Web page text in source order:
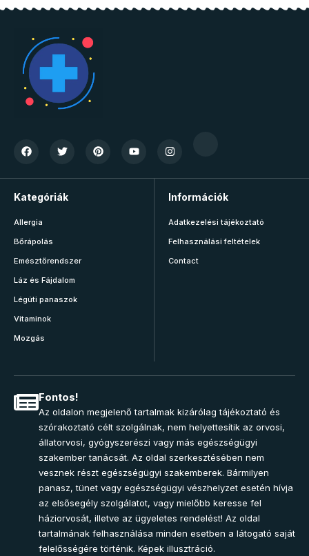
Kategóriák
Allergia
Bőrápolás
Emésztőrendszer
Láz és Fájdalom
Légúti panaszok
Vitaminok
Mozgás
Információk
Adatkezelési tájékoztató
Felhasználási feltételek
Contact
Fontos!
Az oldalon megjelenő tartalmak kizárólag tájékoztató és
szórakoztató célt szolgálnak, nem helyettesítik az orvosi,
állatorvosi, gyógyszerészi vagy más egészségügyi
szakember tanácsát. Az oldal szerkesztésében nem
vesznek részt egészségügyi szakemberek. Bármilyen
panasz, tünet vagy egészségügyi vészhelyzet esetén hívja
az elsősegély szolgálatot, vagy mielőbb keresse fel
háziorvosát, illetve az ügyeletes rendelést! Az oldal
tartalmának felhasználása minden esetben a látogató saját
felelősségére történik. Képek illusztráció.